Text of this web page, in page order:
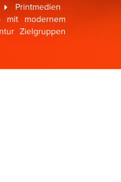
Printmedien
mit modernem
Zielgruppen